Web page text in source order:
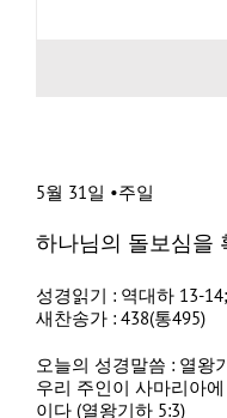
5월 31일 •주일
하나님의 돌보심을
성경읽기 : 역대하 13-
새찬송가 : 438(통495)
오늘의 성경말씀 : 열왕
우리 주인이 사마리아
이다 (열왕기하 5:3)